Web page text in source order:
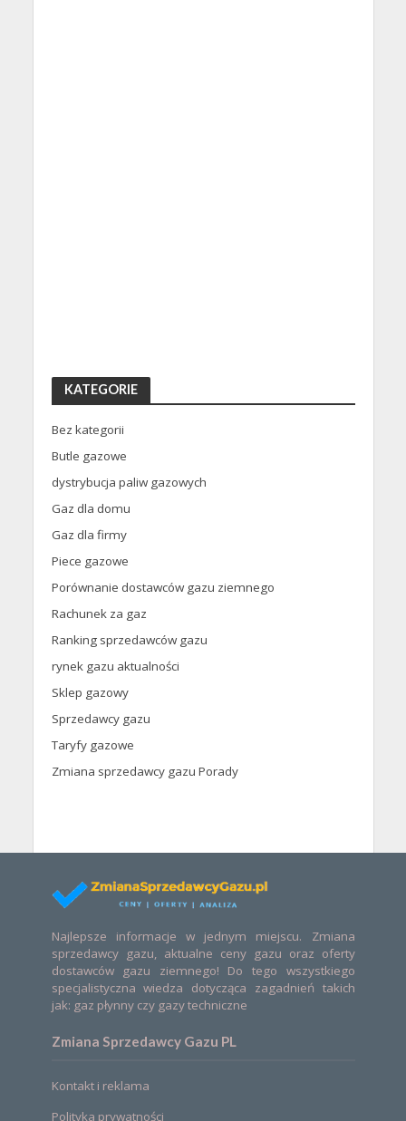
KATEGORIE
Bez kategorii
Butle gazowe
dystrybucja paliw gazowych
Gaz dla domu
Gaz dla firmy
Piece gazowe
Porównanie dostawców gazu ziemnego
Rachunek za gaz
Ranking sprzedawców gazu
rynek gazu aktualności
Sklep gazowy
Sprzedawcy gazu
Taryfy gazowe
Zmiana sprzedawcy gazu Porady
Najlepsze informacje w jednym miejscu. Zmiana
sprzedawcy gazu, aktualne ceny gazu oraz oferty
dostawców gazu ziemnego! Do tego wszystkiego
specjalistyczna wiedza dotycząca zagadnień takich
jak: gaz płynny czy gazy techniczne
Zmiana Sprzedawcy Gazu PL
Kontakt i reklama
Polityka prywatności